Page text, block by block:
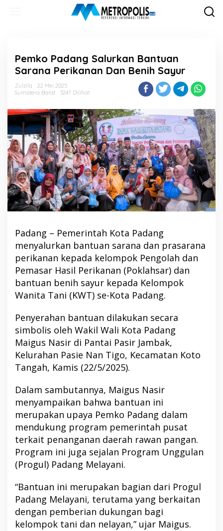
Pemko Padang Salurkan Bantuan
Sarana Perikanan Dan Benih Sayur
Zulzila
22 Mei 2025
Sumatera Barat
3247 Dilihat
Padang – Pemerintah Kota Padang
menyalurkan bantuan sarana dan prasarana
perikanan kepada kelompok Pengolah dan
Pemasar Hasil Perikanan (Poklahsar) dan
bantuan benih sayur kepada Kelompok
Wanita Tani (KWT) se-Kota Padang.
Penyerahan bantuan dilakukan secara
simbolis oleh Wakil Wali Kota Padang
Maigus Nasir di Pantai Pasir Jambak,
Kelurahan Pasie Nan Tigo, Kecamatan Koto
Tangah, Kamis (22/5/2025).
Dalam sambutannya, Maigus Nasir
menyampaikan bahwa bantuan ini
merupakan upaya Pemko Padang dalam
mendukung program pemerintah pusat
terkait penanganan daerah rawan pangan.
Program ini juga sejalan Program Unggulan
(Progul) Padang Melayani.
“Bantuan ini merupakan bagian dari Progul
Padang Melayani, terutama yang berkaitan
dengan pemberian dukungan bagi
kelompok tani dan nelayan,” ujar Maigus.